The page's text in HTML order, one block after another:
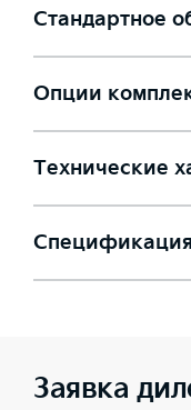
Стандартное
Опции
Технические
Спецификация
Заявка